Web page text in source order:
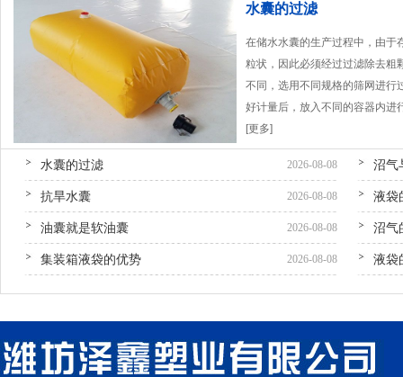
水囊的过滤
在储水水囊的生产过程中，由于
粒状，因此必须经过过滤除去粗
不同，选用不同规格的筛网进行
好计量后，放入不同的容器内
[更多]
水囊的过滤 2026-08-08 沼气
抗旱水囊 2026-08-08 液袋
油囊就是软油囊 2026-08-08 沼气
集装箱液袋的优势 2026-08-08 液袋